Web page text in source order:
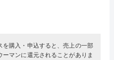
購入・申込すると、売上の一部
マンに還元されることがありま